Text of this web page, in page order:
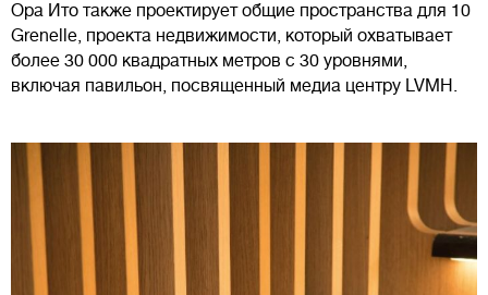
Ора Ито также проектирует общие пространства для 10
Grenelle, проекта недвижимости, который охватывает
более 30 000 квадратных метров с 30 уровнями,
включая павильон, посвященный медиа центру LVMH.